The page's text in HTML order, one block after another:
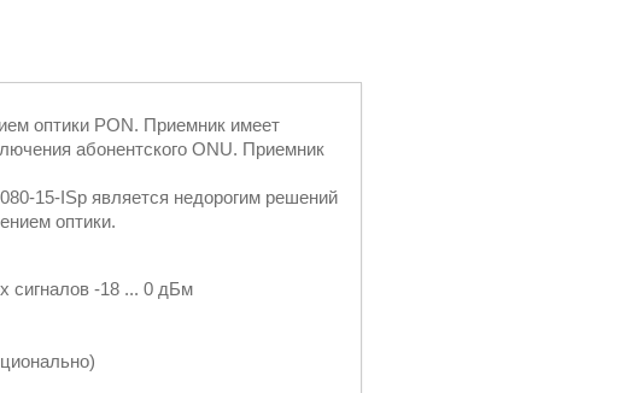
оптики PON. Приемник имеет
абонентского ONU. Приемник
15-ISp является недорогим решений
оптики.
сигналов -18 ... 0 дБм